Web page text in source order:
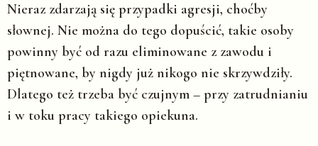
Nieraz zdarzają się przypadki agresji, choćby
słownej. Nie można do tego dopuścić, takie osoby
powinny być od razu eliminowane z zawodu i
piętnowane, by nigdy już nikogo nie skrzywdziły.
Dlatego też trzeba być czujnym – przy zatrudnianiu
i w toku pracy takiego opiekuna.